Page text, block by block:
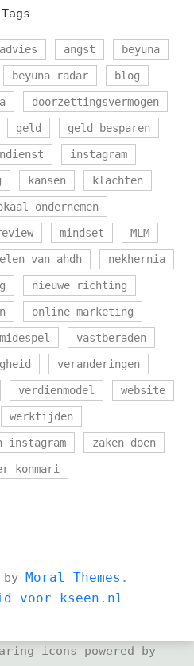
Tags
advies angst beyuna
beyuna radar blog
doorzettingsvermogen
geld geld besparen
instagram
kansen klachten
ondernemen
mindset MLM
van ahdh nekhernia
nieuwe richting
online marketing
vastberaden
veranderingen
verdienmodel website
werktijden
instagram zaken doen
konmari
by Moral Themes .
voor kseen.nl
icons powered by